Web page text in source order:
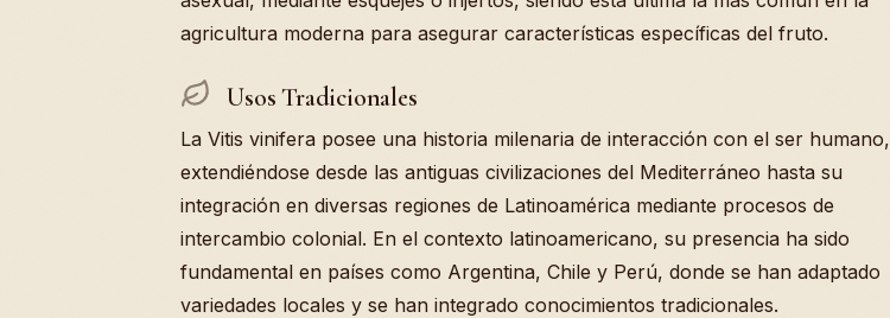
agricultura moderna para asegurar características específicas del fruto.
Usos Tradicionales
La Vitis vinifera posee una historia milenaria de interacción con el ser humano,
extendiéndose desde las antiguas civilizaciones del Mediterráneo hasta su
integración en diversas regiones de Latinoamérica mediante procesos de
intercambio colonial. En el contexto latinoamericano, su presencia ha sido
fundamental en países como Argentina, Chile y Perú, donde se han adaptado
variedades locales y se han integrado conocimientos tradicionales.